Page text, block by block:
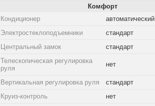
Комфорт
Кондиционер
автоматический
Электростеклоподъемники
стандарт
Центральный замок
стандарт
Телескопическая регулировка
руля
нет
Вертикальная регулировка руля
стандарт
Круиз-контроль
нет